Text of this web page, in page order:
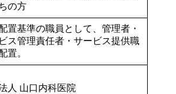
の方
置基準の職員として、管理者・
ス管理責任者・サービス提供職
置。
人 山口内科医院